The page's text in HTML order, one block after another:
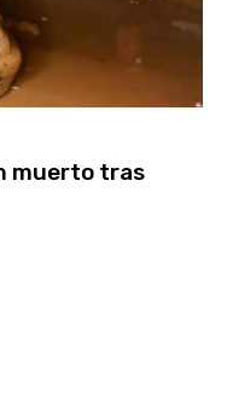
muerto tras